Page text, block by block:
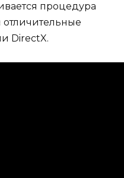
процедура
DirectX.